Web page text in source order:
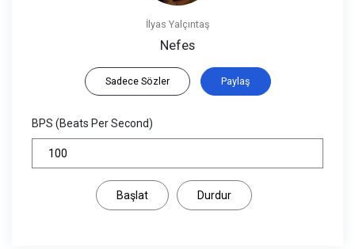
İlyas Yalçıntaş
Nefes
Sadece Sözler Paylaş
BPS (Beats Per Second)
Başlat Durdur